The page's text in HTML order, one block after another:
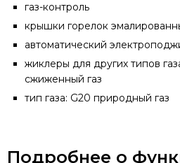
газ-контроль
крышки горелок
автоматический
жиклеры для других типов
сжиженный газ
тип газа: G20 природный газ
Подробнее о